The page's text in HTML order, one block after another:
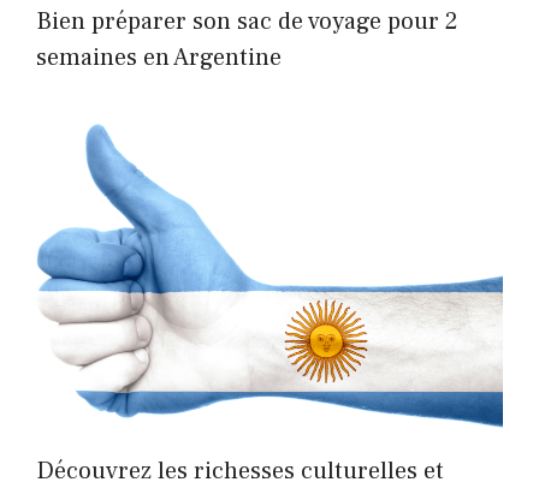
Bien préparer son sac de voyage pour 2
semaines en Argentine
Découvrez les richesses culturelles et